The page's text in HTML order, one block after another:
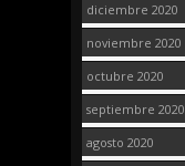
diciembre 2020
noviembre 2020
octubre 2020
septiembre 2020
agosto 2020